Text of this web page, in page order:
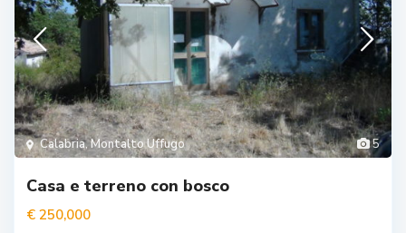
5
Calabria,Montalto Uffugo
Casa e terreno con bosco
€ 250,000